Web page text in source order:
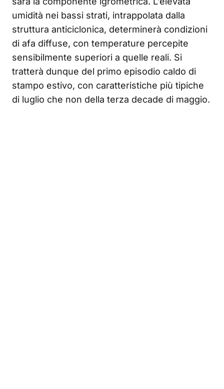
umidità nei bassi strati, intrappolata dalla
struttura anticiclonica, determinerà condizioni
di afa diffuse, con temperature percepite
sensibilmente superiori a quelle reali. Si
tratterà dunque del primo episodio caldo di
stampo estivo, con caratteristiche più tipiche
di luglio che non della terza decade di maggio.